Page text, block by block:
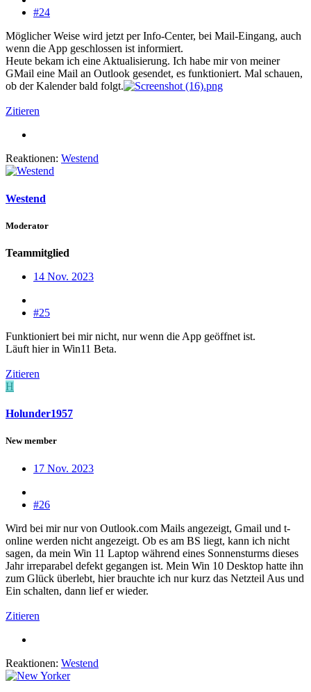
#24
Möglicher Weise wird jetzt per Info-Center, bei Mail-Eingang, auch
wenn die App geschlossen ist informiert.
Heute bekam ich eine Aktualisierung. Ich habe mir von meiner
GMail eine Mail an Outlook gesendet, es funktioniert. Mal schauen,
ob der Kalender bald folgt.
Zitieren
Reaktionen: Westend
Westend
Moderator
Teammitglied
14 Nov. 2023
#25
Funktioniert bei mir nicht, nur wenn die App geöffnet ist.
Läuft hier in Win11 Beta.
Zitieren
H
Holunder1957
New member
17 Nov. 2023
#26
Wird bei mir nur von Outlook.com Mails angezeigt, Gmail und t-
online werden nicht angezeigt. Ob es am BS liegt, kann ich nicht
sagen, da mein Win 11 Laptop während eines Sonnensturms dieses
Jahr irreparabel defekt gegangen ist. Mein Win 10 Desktop hatte ihn
zum Glück überlebt, hier brauchte ich nur kurz das Netzteil Aus und
Ein schalten, dann lief er wieder.
Zitieren
Reaktionen: Westend